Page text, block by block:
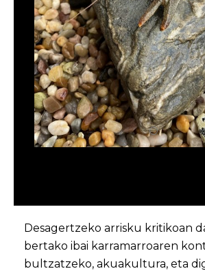
Desagertzeko arrisku kritikoan
bertako ibai karramarroaren
bultzatzeko, akuakultura, eta